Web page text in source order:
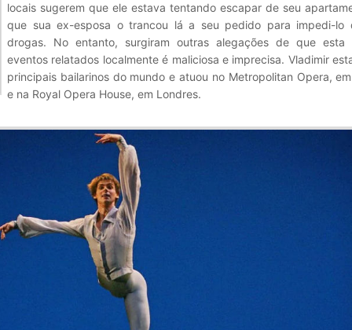
locais sugerem que ele estava tentando escapar de seu
que sua ex-esposa o trancou lá a seu pedido para impedi-lo
drogas. No entanto, surgiram outras alegações de que esta
eventos relatados localmente é maliciosa e imprecisa. Vladimir
principais bailarinos do mundo e atuou no Metropolitan Opera,
e na Royal Opera House, em Londres.